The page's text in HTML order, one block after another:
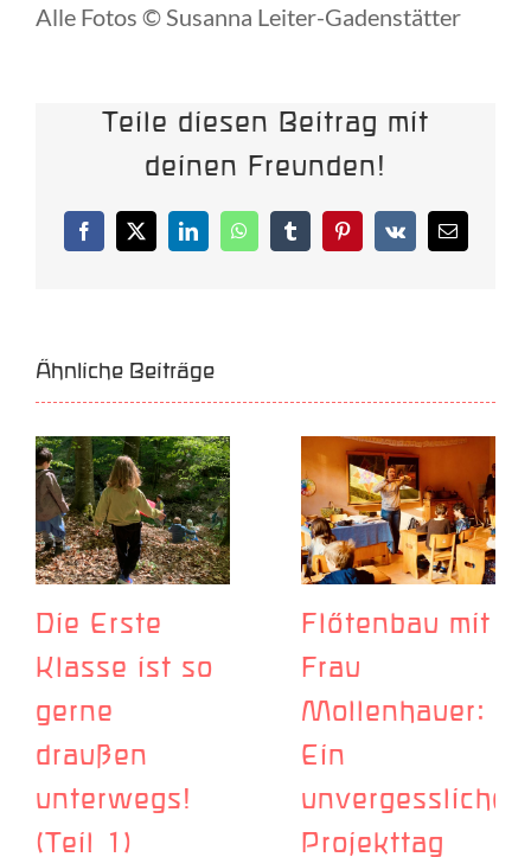
Alle Fotos © Susanna Leiter-Gadenstätter
Teile diesen Beitrag mit
deinen Freunden!
Facebook
X LinkedInWhatsAppTumblrPinterest
Vk
E-
Mail
Ähnliche Beiträge
Die Erste
Klasse ist so
gerne
draußen
unterwegs!
(Teil 1)
Flötenbau mit
Frau
Mollenhauer:
Ein
unvergesslicher
Projekttag